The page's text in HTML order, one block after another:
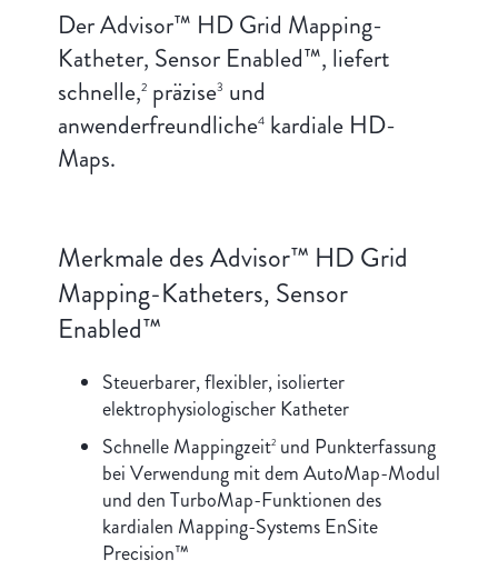
Der Advisor™ HD Grid Mapping-
Katheter, Sensor Enabled™, liefert
schnelle,2präzise3 und
anwenderfreundliche4kardiale HD-
Maps.
Merkmale des Advisor™ HD Grid
Mapping-Katheters, Sensor
Enabled™
Steuerbarer, flexibler, isolierter
elektrophysiologischer Katheter
Schnelle Mappingzeit2und Punkterfassung
bei Verwendung mit dem AutoMap-Modul
und den TurboMap-Funktionen des
kardialen Mapping-Systems EnSite
Precision™